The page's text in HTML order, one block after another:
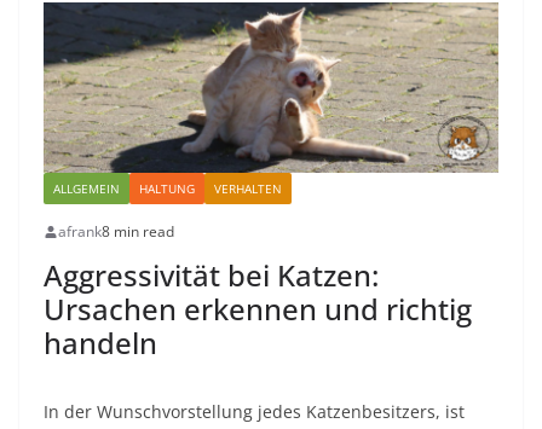
ALLGEMEIN HALTUNG VERHALTEN
afrank8 min read
Aggressivität bei Katzen:
Ursachen erkennen und richtig
handeln
In der Wunschvorstellung jedes Katzenbesitzers, ist